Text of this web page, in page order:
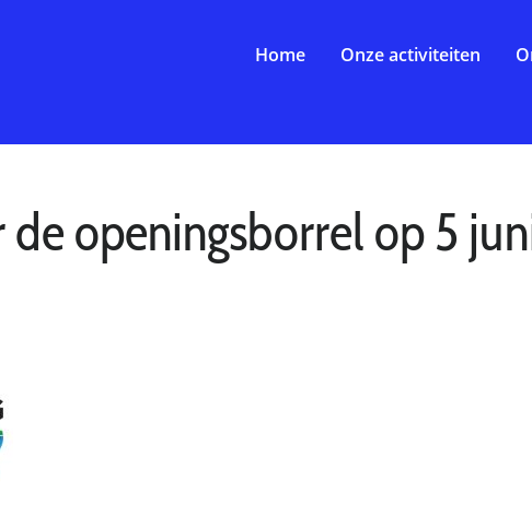
Home Onze activiteiten
openingsborrel op 5